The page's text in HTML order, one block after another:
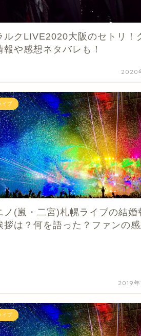
ルクLIVE2020大阪のセトリ！
報や感想ネタバレも！
2020
イブ
ノ(嵐・二宮)札幌ライブの結婚
拶は？何を語った？ファンの感
2019年
イブ